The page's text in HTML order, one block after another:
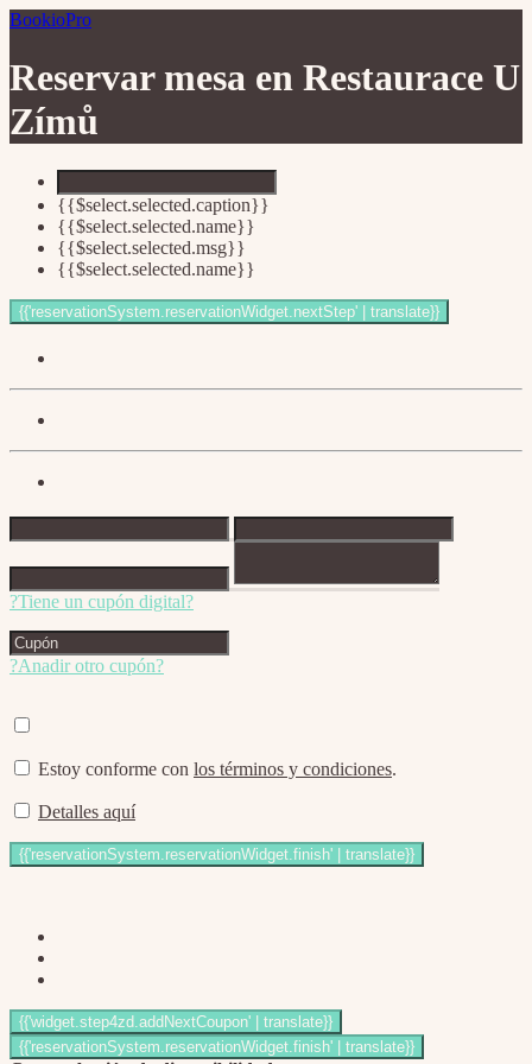
BookioPro
Reservar mesa en Restaurace U
Zímů
{{$select.selected.caption}}
{{$select.selected.name}}
{{$select.selected.msg}}
{{$select.selected.name}}
?Tiene un cupón digital?
?Anadir otro cupón?
Estoy conforme con los términos y condiciones.
Detalles aquí